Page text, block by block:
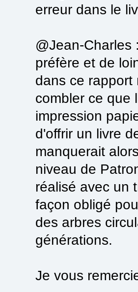
erreur dans le
@Jean-
préfère et de
dans ce rapport
combler ce que
impression
d'offrir un livre
manquerait
niveau de
réalisé avec un
façon obligé
des arbres
générations.
Je vous